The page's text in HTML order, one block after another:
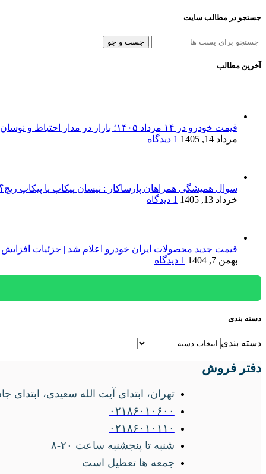
جستجو در مطالب سایت
جست و جو
آخرین مطالب
قیمت خودرو در ۱۴ مرداد ۱۴۰۵؛ بازار در مدار احتیاط و نوسان‌های پراکنده
مرداد 14, 1405
1 دیدگاه
سوال همیشگی همراهان پارساکار : نیسان پیکاپ یا پیکاپ
خرداد 13, 1405
1 دیدگاه
قیمت جدید محصولات ایران خودرو اعلام شد | جزئیات
بهمن 7, 1404
1 دیدگاه
دسته بندی
دسته بندی
دفتر فروش
تهران، ابتدای آیت الله سعیدی، ابتدای جاده
۰۲۱۸۶۰۱۰۶۰۰
۰۲۱۸۶۰۱۰۱۱۰
شنبه تا پنجشنبه ساعت ۲۰-۸
جمعه ها تعطیل است